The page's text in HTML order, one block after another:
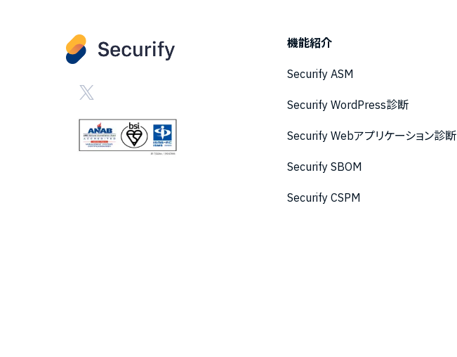
機能紹介
Securify ASM
Securify WordPress診断
Securify Webアプリケーション診断
Securify SBOM
Securify CSPM